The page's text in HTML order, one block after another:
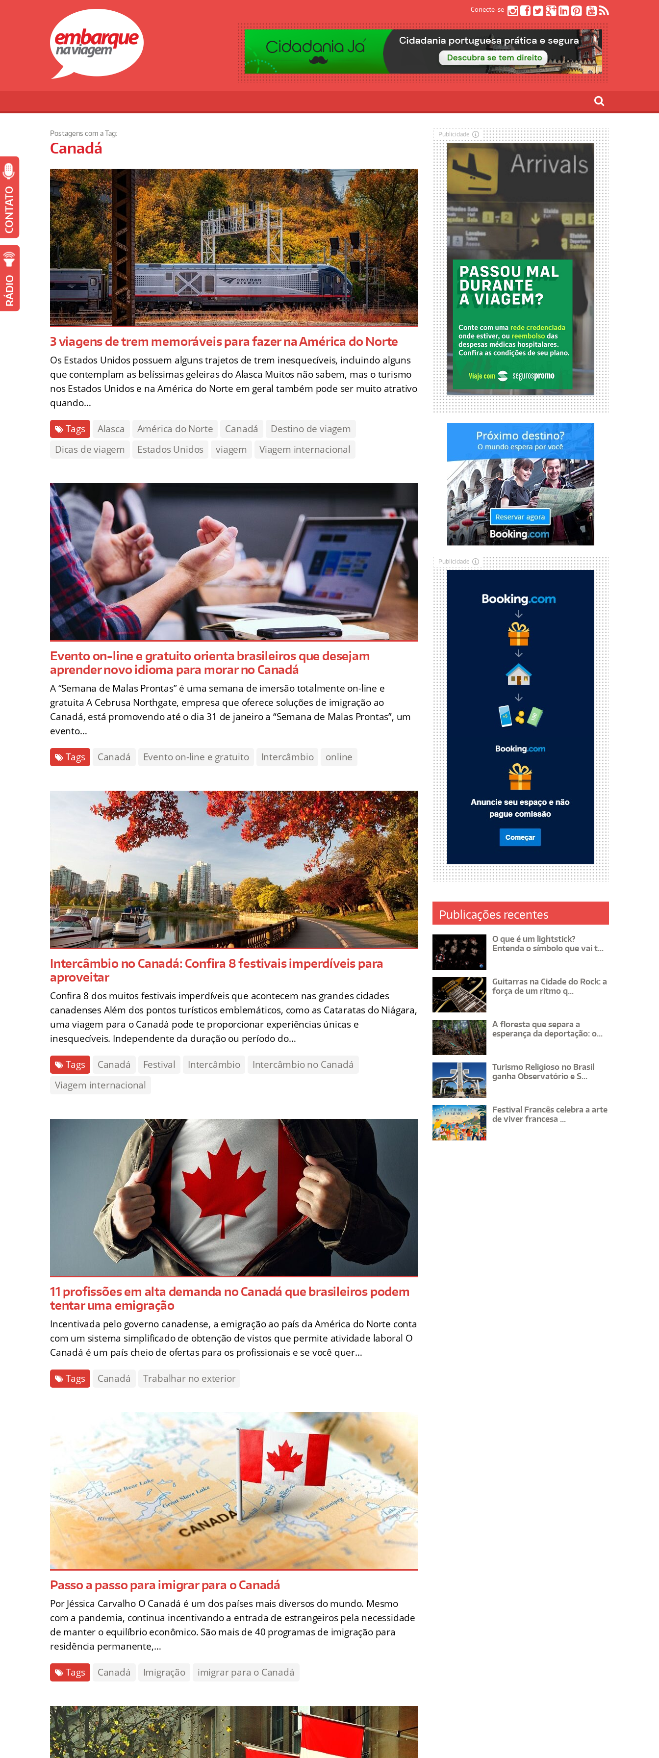
Conecte-se
Postagens com a Tag:
Canadá
3 viagens de trem memoráveis para fazer na América do Norte
Os Estados Unidos possuem alguns trajetos de trem inesquecíveis, incluindo alguns
que contemplam as belíssimas geleiras do Alasca Muitos não sabem, mas o turismo
nos Estados Unidos e na América do Norte em geral também pode ser muito atrativo
quando…
Tags Alasca América do Norte Canadá
Destino de viagem
Dicas de viagem
Estados Unidos viagem Viagem internacional
Evento on-line e gratuito orienta brasileiros que desejam
aprender novo idioma para morar no Canadá
A “Semana de Malas Prontas” é uma semana de imersão totalmente on-line e
gratuita A Cebrusa Northgate, empresa que oferece soluções de imigração ao
Canadá, está promovendo até o dia 31 de janeiro a “Semana de Malas Prontas”, um
evento…
Tags Canadá Evento on-line e gratuito Intercâmbio online
Intercâmbio no Canadá: Confira 8 festivais imperdíveis para
aproveitar
Confira 8 dos muitos festivais imperdíveis que acontecem nas grandes cidades
canadenses Além dos pontos turísticos emblemáticos, como as Cataratas do Niágara,
uma viagem para o Canadá pode te proporcionar experiências únicas e
inesquecíveis. Independente da duração ou período do…
Tags Canadá Festival Intercâmbio
Intercâmbio no Canadá
Viagem internacional
11 profissões em alta demanda no Canadá que brasileiros podem
tentar uma emigração
Incentivada pelo governo canadense, a emigração ao país da América do Norte conta
com um sistema simplificado de obtenção de vistos que permite atividade laboral O
Canadá é um país cheio de ofertas para os profissionais e se você quer…
Tags Canadá Trabalhar no exterior
Passo a passo para imigrar para o Canadá
Por Jéssica Carvalho O Canadá é um dos países mais diversos do mundo. Mesmo
com a pandemia, continua incentivando a entrada de estrangeiros pela necessidade
de manter o equilíbrio econômico. São mais de 40 programas de imigração para
residência permanente,…
Tags Canadá Imigração imigrar para o Canadá
Publicidade
Publicidade
Publicações recentes
O que é um lightstick?
Entenda o símbolo que vai t...
Guitarras na Cidade do Rock: a
força de um ritmo q...
A floresta que separa a
esperança da deportação: o...
Turismo Religioso no Brasil
ganha Observatório e S...
Festival Francês celebra a arte
de viver francesa ...
CONTATO
RÁDIO